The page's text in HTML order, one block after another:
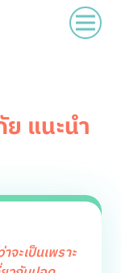
แนะนำ
จะเป็นเพราะ